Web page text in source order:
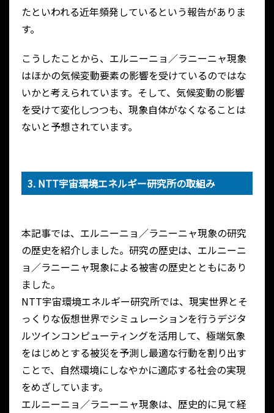
たといわれる近年頻発しているという報告がありま
す。
こうしたことから、エルニーニョ／ラニーニャ現象
はほかの気候変動要素の影響を受けているのではな
いかと考えられています。そして、気候変動の影響
を受けて変化しつつも、現象自体がなくなることは
ないと予想されています。
3. NTT宇宙環境エネルギー研究所の取組み
本記事では、エルニーニョ／ラニーニャ現象の研究
の歴史を紹介しました。研究の歴史は、エルニーニ
ョ／ラニーニャ現象による被害の歴史とともにあり
ました。
NTT宇宙環境エネルギー研究所では、現実世界とそ
っくりな仮想世界でシミュレーションを行うデジタ
ルツインコンピューティングを活用して、極端気象
をはじめとする被災を予測し最適な行動を割り出す
ことで、自然環境にしなやかに適応する社会の実現
をめざしています。
エルニーニョ／ラニーニャ現象は、歴史的に見て経